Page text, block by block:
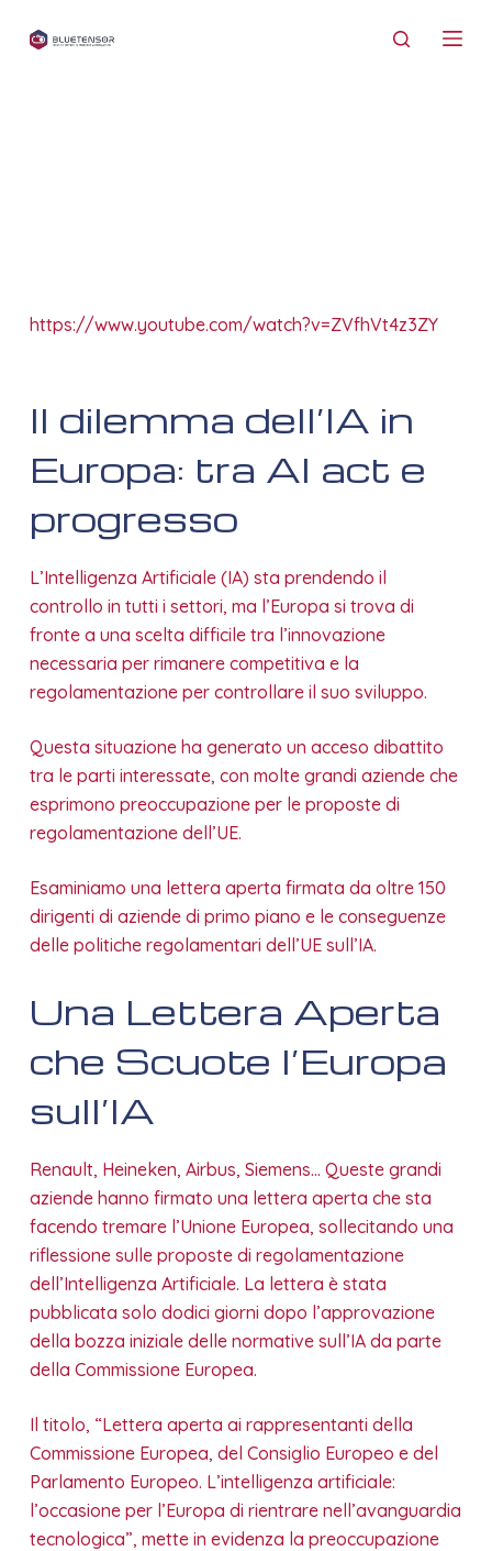
https://www.youtube.com/watch?v=ZVfhVt4z3ZY
Il dilemma dell’IA in
Europa: tra AI act e
progresso
L’Intelligenza Artificiale (IA) sta prendendo il
controllo in tutti i settori, ma l’Europa si trova di
fronte a una scelta difficile tra l’innovazione
necessaria per rimanere competitiva e la
regolamentazione per controllare il suo sviluppo.
Questa situazione ha generato un acceso dibattito
tra le parti interessate, con molte grandi aziende che
esprimono preoccupazione per le proposte di
regolamentazione dell’UE.
Esaminiamo una lettera aperta firmata da oltre 150
dirigenti di aziende di primo piano e le conseguenze
delle politiche regolamentari dell’UE sull’IA.
Una Lettera Aperta
che Scuote l’Europa
sull’IA
Renault, Heineken, Airbus, Siemens… Queste grandi
aziende hanno firmato una lettera aperta che sta
facendo tremare l’Unione Europea, sollecitando una
riflessione sulle proposte di regolamentazione
dell’Intelligenza Artificiale. La lettera è stata
pubblicata solo dodici giorni dopo l’approvazione
della bozza iniziale delle normative sull’IA da parte
della Commissione Europea.
Il titolo, “Lettera aperta ai rappresentanti della
Commissione Europea, del Consiglio Europeo e del
Parlamento Europeo. L’intelligenza artificiale:
l’occasione per l’Europa di rientrare nell’avanguardia
tecnologica”, mette in evidenza la preoccupazione